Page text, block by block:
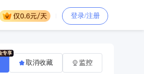
登录/注册
取消收藏 监控